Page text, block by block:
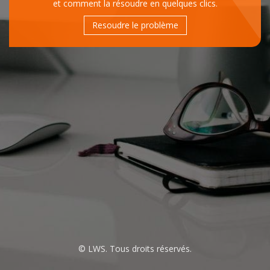
et comment la résoudre en quelques clics.
Resoudre le problème
© LWS. Tous droits réservés.